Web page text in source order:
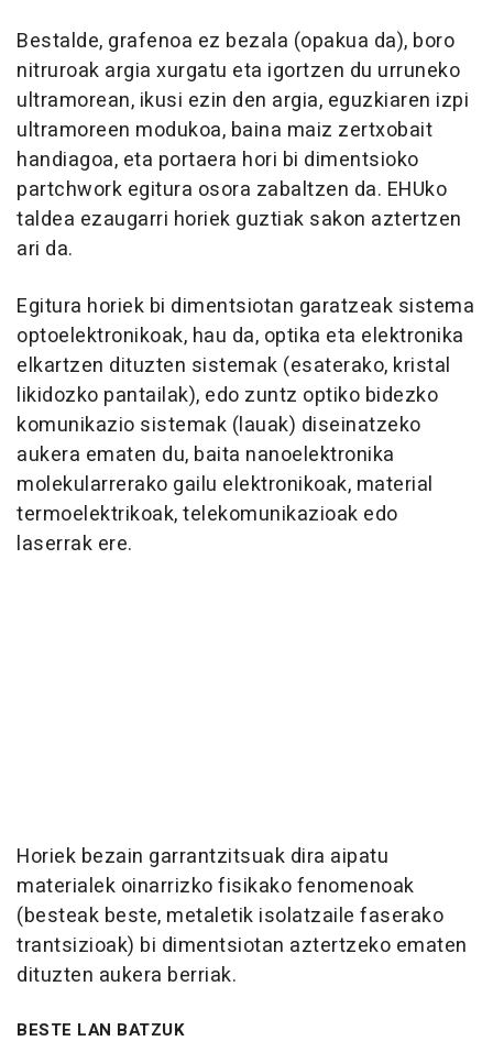
Bestalde, grafenoa ez bezala (opakua da), boro
nitruroak argia xurgatu eta igortzen du urruneko
ultramorean, ikusi ezin den argia, eguzkiaren izpi
ultramoreen modukoa, baina maiz zertxobait
handiagoa, eta portaera hori bi dimentsioko
partchwork egitura osora zabaltzen da. EHUko
taldea ezaugarri horiek guztiak sakon aztertzen
ari da.
Egitura horiek bi dimentsiotan garatzeak sistema
optoelektronikoak, hau da, optika eta elektronika
elkartzen dituzten sistemak (esaterako, kristal
likidozko pantailak), edo zuntz optiko bidezko
komunikazio sistemak (lauak) diseinatzeko
aukera ematen du, baita nanoelektronika
molekularrerako gailu elektronikoak, material
termoelektrikoak, telekomunikazioak edo
laserrak ere.
Horiek bezain garrantzitsuak dira aipatu
materialek oinarrizko fisikako fenomenoak
(besteak beste, metaletik isolatzaile faserako
trantsizioak) bi dimentsiotan aztertzeko ematen
dituzten aukera berriak.
BESTE LAN BATZUK